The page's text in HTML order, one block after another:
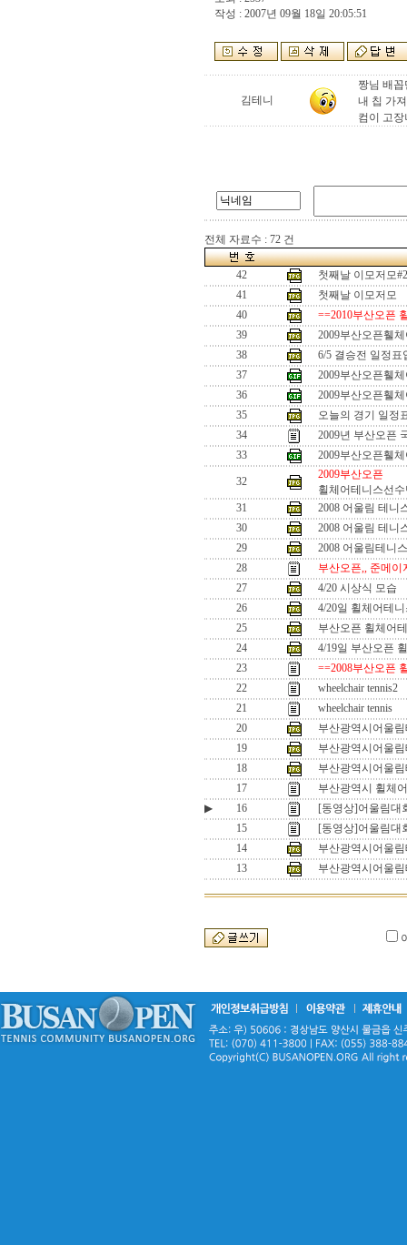
작성 : 2007년 09월 18일 20:05:51
김테니
짱님 배
내 칩 가
컴이 고
전체 자료수 : 72 건
42
첫째날 이모저모#2
41
첫째날 이모저모
40
==2010부산오픈
39
2009부산오픈휄
38
6/5 결승전 일정표
37
2009부산오픈휄
36
2009부산오픈휄
35
오늘의 경기 일정
34
2009년 부산오픈
33
2009부산오픈휄
32
2009부산오픈
휠체어테니스선
31
2008 어울림 테니
30
2008 어울림 테니
29
2008 어울림테니
28
부산오픈,, 준메이
27
4/20 시상식 모습
26
4/20일 휠체어테
25
부산오픈 휠체어
24
4/19일 부산오픈
23
==2008부산오픈
22
wheelchair tennis2
21
wheelchair tennis
20
부산광역시어울
19
부산광역시어울
18
부산광역시어울
17
부산광역시 휠체
▶
16
[동영상]어울림대
15
[동영상]어울림대
14
부산광역시어울
13
부산광역시어울